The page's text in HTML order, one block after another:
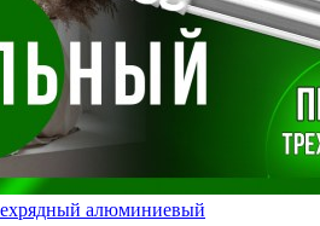
алюминиевый